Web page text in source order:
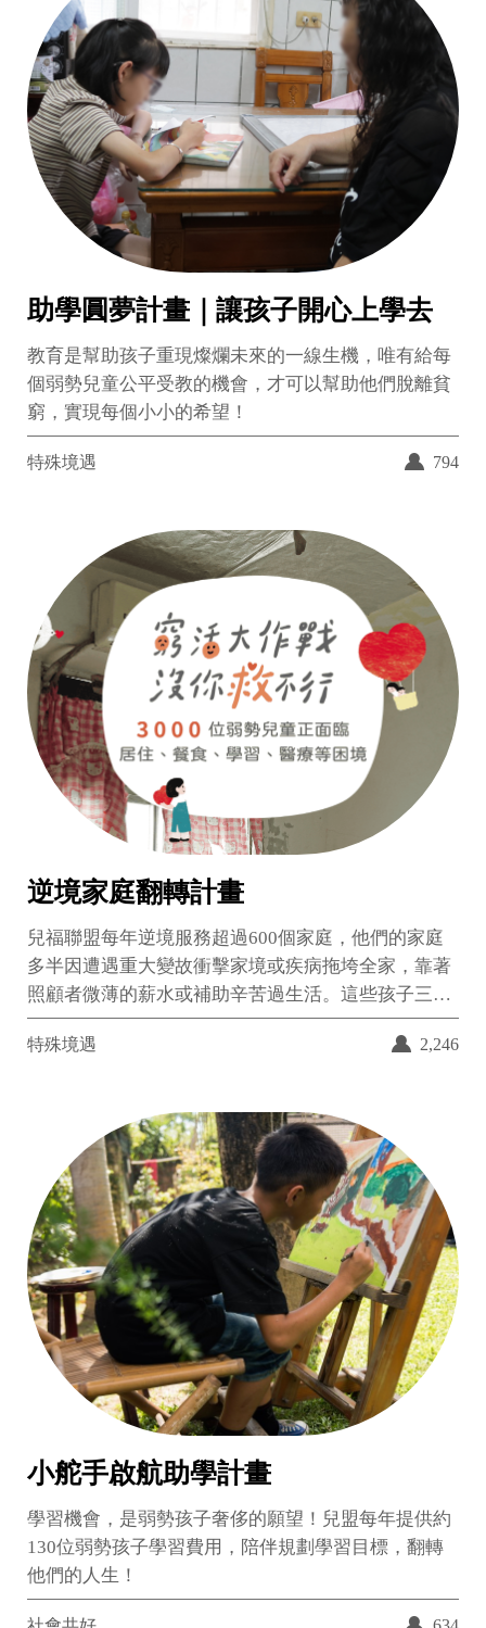
助學圓夢計畫｜讓孩子開心上學去
教育是幫助孩子重現燦爛未來的一線生機，唯有給每
個弱勢兒童公平受教的機會，才可以幫助他們脫離貧
窮，實現每個小小的希望！
特殊境遇 794
逆境家庭翻轉計畫
兒福聯盟每年逆境服務超過600個家庭，他們的家庭
多半因遭遇重大變故衝擊家境或疾病拖垮全家，靠著
照顧者微薄的薪水或補助辛苦過生活。這些孩子三餐
缺乏營養、住所狹窄漏水、生病沒錢就醫、缺乏托育
或教育資源等，這是多數弱勢家庭的日常風景、孩子
特殊境遇 2,246
小舵手啟航助學計畫
學習機會，是弱勢孩子奢侈的願望！兒盟每年提供約
130位弱勢孩子學習費用，陪伴規劃學習目標，翻轉
他們的人生！